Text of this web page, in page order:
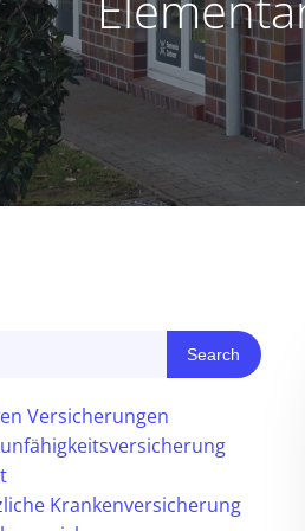
Search
Versicherungen
Krankenversicherung